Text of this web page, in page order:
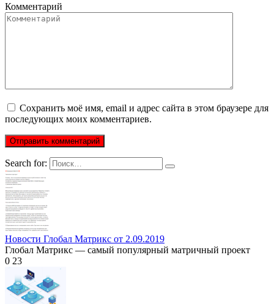
Комментарий
Сохранить моё имя, email и адрес сайта в этом браузере для
последующих моих комментариев.
Search for:
Новости Глобал Матрикс от 2.09.2019
Глобал Матрикс — самый популярный матричный проект
0 23